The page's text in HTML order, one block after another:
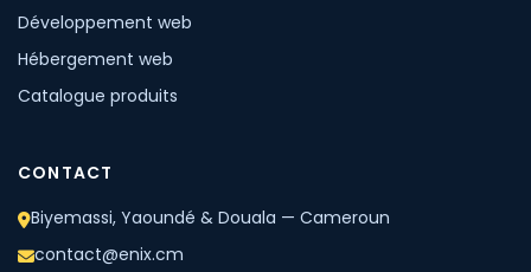
Développement web
Hébergement web
Catalogue produits
CONTACT
Biyemassi, Yaoundé & Douala — Cameroun
contact@enix.cm